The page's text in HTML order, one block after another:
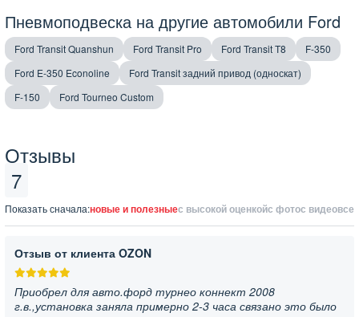
Connect
Пневмоподвеска на другие автомобили Ford
Ford Transit Quanshun Ford Transit Pro Ford Transit T8
F-350
Ford E-350 Econoline
Ford Transit задний привод (односкат)
F-150
Ford Tourneo Custom
Отзывы
7
Показать сначала:новые и полезныес высокой оценкойс фотос видеовсе
Отзыв от клиента OZON
Приобрел для авто.форд турнео коннект 2008
г.в.,установка заняла примерно 2-3 часа связано это было